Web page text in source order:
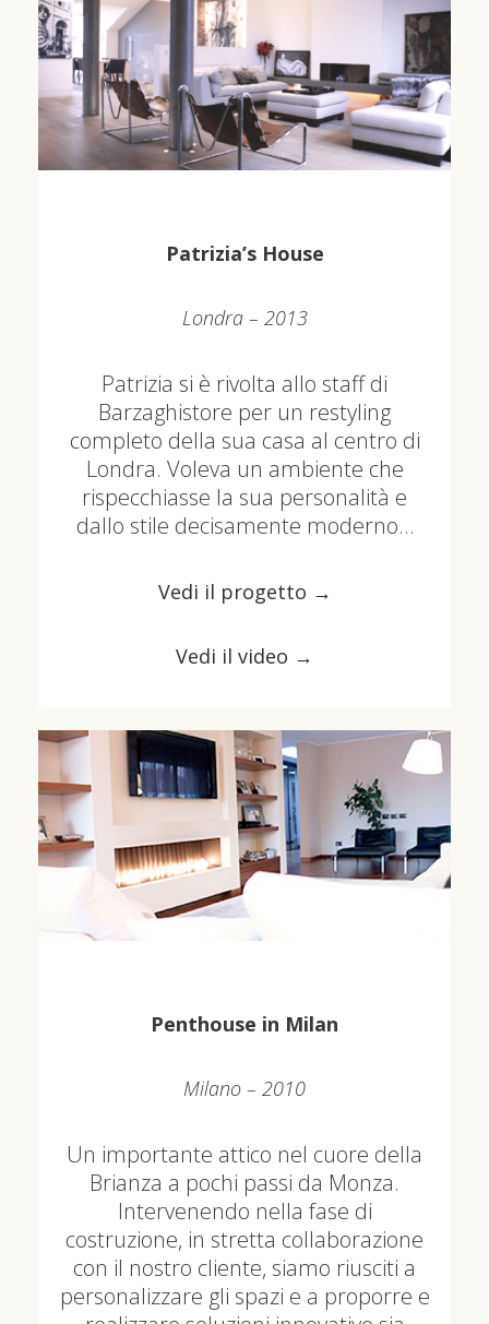
Patrizia’s House
Londra – 2013
Patrizia si è rivolta allo staff di
Barzaghistore per un restyling
completo della sua casa al centro di
Londra. Voleva un ambiente che
rispecchiasse la sua personalità e
dallo stile decisamente moderno…
Vedi il progetto →
Vedi il video →
Penthouse in Milan
Milano – 2010
Un importante attico nel cuore della
Brianza a pochi passi da Monza.
Intervenendo nella fase di
costruzione, in stretta collaborazione
con il nostro cliente, siamo riusciti a
personalizzare gli spazi e a proporre e